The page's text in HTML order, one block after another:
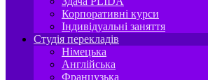
Корпоративні курси
Індивідуальні заняття
Студія перекладів
Німецька
Англійська
Французька